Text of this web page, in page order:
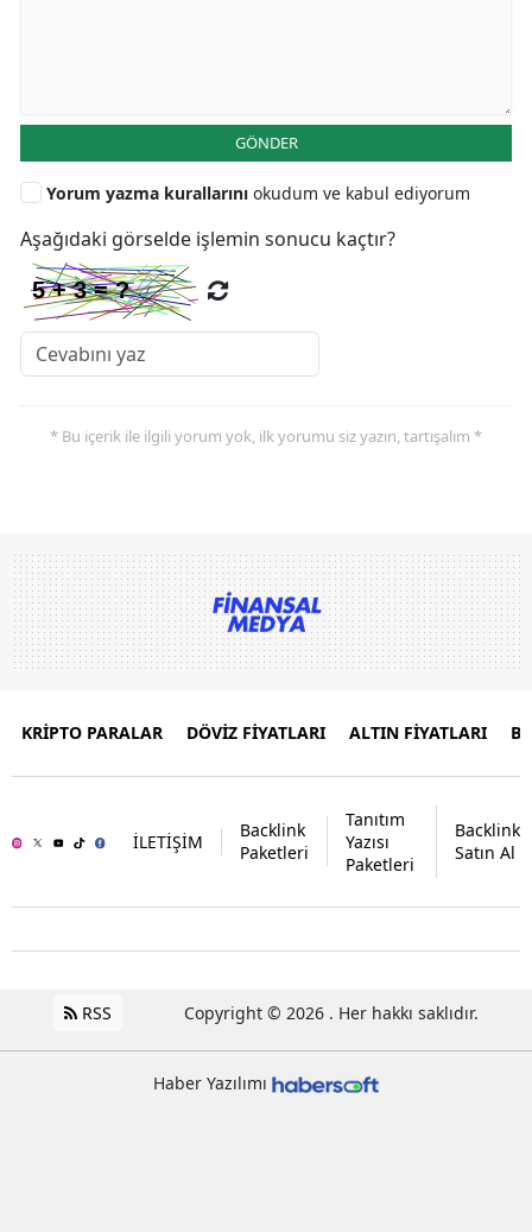
GÖNDER
Yorum yazma kurallarını okudum ve kabul ediyorum
Aşağıdaki görselde işlemin sonucu kaçtır?
* Bu içerik ile ilgili yorum yok, ilk yorumu siz yazın, tartışalım *
KRİPTO PARALAR DÖVİZ FİYATLARI ALTIN FİYATLARI
İLETİŞİM
Backlink
Paketleri
Tanıtım
Yazısı
Paketleri
Backlink
Satın Al
RSS Copyright © 2026 . Her hakkı saklıdır.
Haber Yazılımı